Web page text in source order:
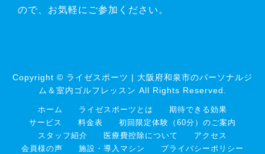
ので、お気軽にご参加ください。
Copyright © ライゼスポーツ | 大阪府和泉市のパーソナルジ
ム＆室内ゴルフレッスン All Rights Reserved.
ホーム ライゼスポーツとは
期待できる効果
サービス
料金表
初回限定体験（60分）のご案内
スタッフ紹介
医療費控除について
アクセス
会員様の声
施設・導入マシン
プライバシーポリシー